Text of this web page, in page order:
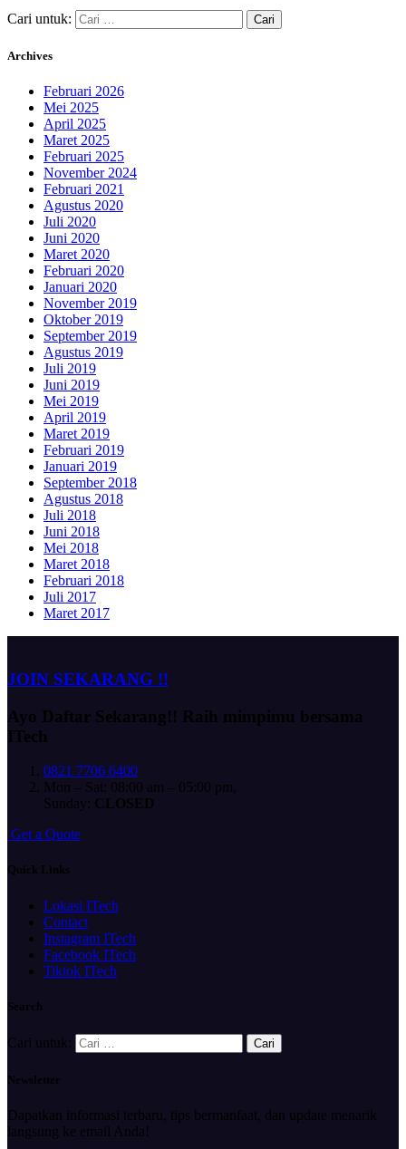
Cari untuk:
Archives
Februari 2026
Mei 2025
April 2025
Maret 2025
Februari 2025
November 2024
Februari 2021
Agustus 2020
Juli 2020
Juni 2020
Maret 2020
Februari 2020
Januari 2020
November 2019
Oktober 2019
September 2019
Agustus 2019
Juli 2019
Juni 2019
Mei 2019
April 2019
Maret 2019
Februari 2019
Januari 2019
September 2018
Agustus 2018
Juli 2018
Juni 2018
Mei 2018
Maret 2018
Februari 2018
Juli 2017
Maret 2017
JOIN SEKARANG !!
Ayo Daftar Sekarang!! Raih mimpimu bersama
ITech
0821 7706 6400
Mon – Sat: 08:00 am – 05:00 pm,
Sunday: CLOSED
Get a Quote
Quick Links
Lokasi ITech
Contact
Instagram ITech
Facebook ITech
Tiktok ITech
Search
Cari untuk:
Newsletter
Dapatkan informasi terbaru, tips bermanfaat, dan update menarik
langsung ke email Anda!